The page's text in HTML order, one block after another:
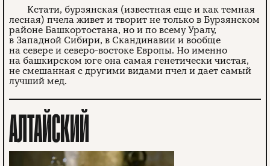
Кстати, бурзянская (известная еще и как темная
лесная) пчела живет и творит не только в Бурзянском
районе Башкортостана, но и по всему Уралу,
в Западной Сибири, в Скандинавии и вообще
на севере и северо-востоке Европы. Но именно
на башкирском юге она самая генетически чистая,
не смешанная с другими видами пчел и дает самый
лучший мед.
АЛТАЙСКИЙ